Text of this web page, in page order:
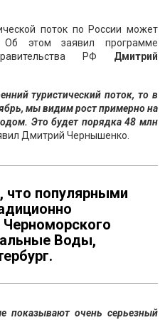
поток по России может
этом заявил программе
РФ Дмитрий
туристический поток, то в
мы видим рост примерно на
Это будет порядка 48 млн
Дмитрий Чернышенко.
что популярными
Воды,
показывают очень серьезный